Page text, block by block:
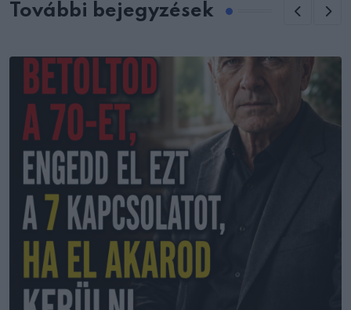
További bejegyzések